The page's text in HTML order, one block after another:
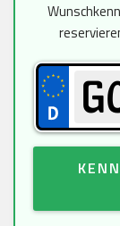
springen